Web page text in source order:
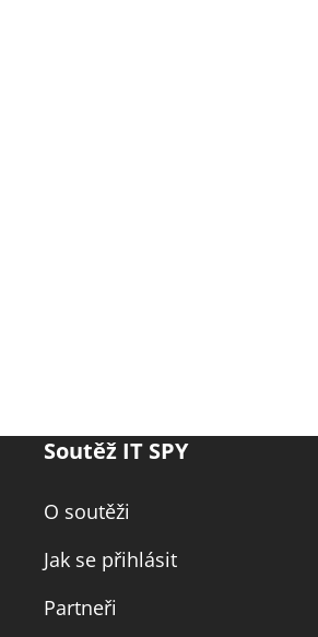
Soutěž IT SPY
O soutěži
Jak se přihlásit
Partneři